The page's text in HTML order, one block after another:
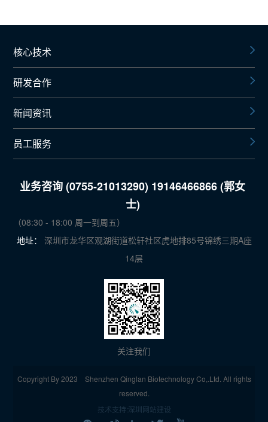
核心技术
研发合作
新闻资讯
员工服务
业务咨询 (0755-21013290) 19146466866 (郭女
士)
（08:30 - 18:00 周一到周五）
地址：
深圳市龙华区观湖街道松轩社区虎地排85号锦绣三期A座
14层
关注我们
Copyright By 2023 Shenzhen Qinglan Biotechnology Co,.Ltd. All rights
reserved.
技术支持:深圳网站建设